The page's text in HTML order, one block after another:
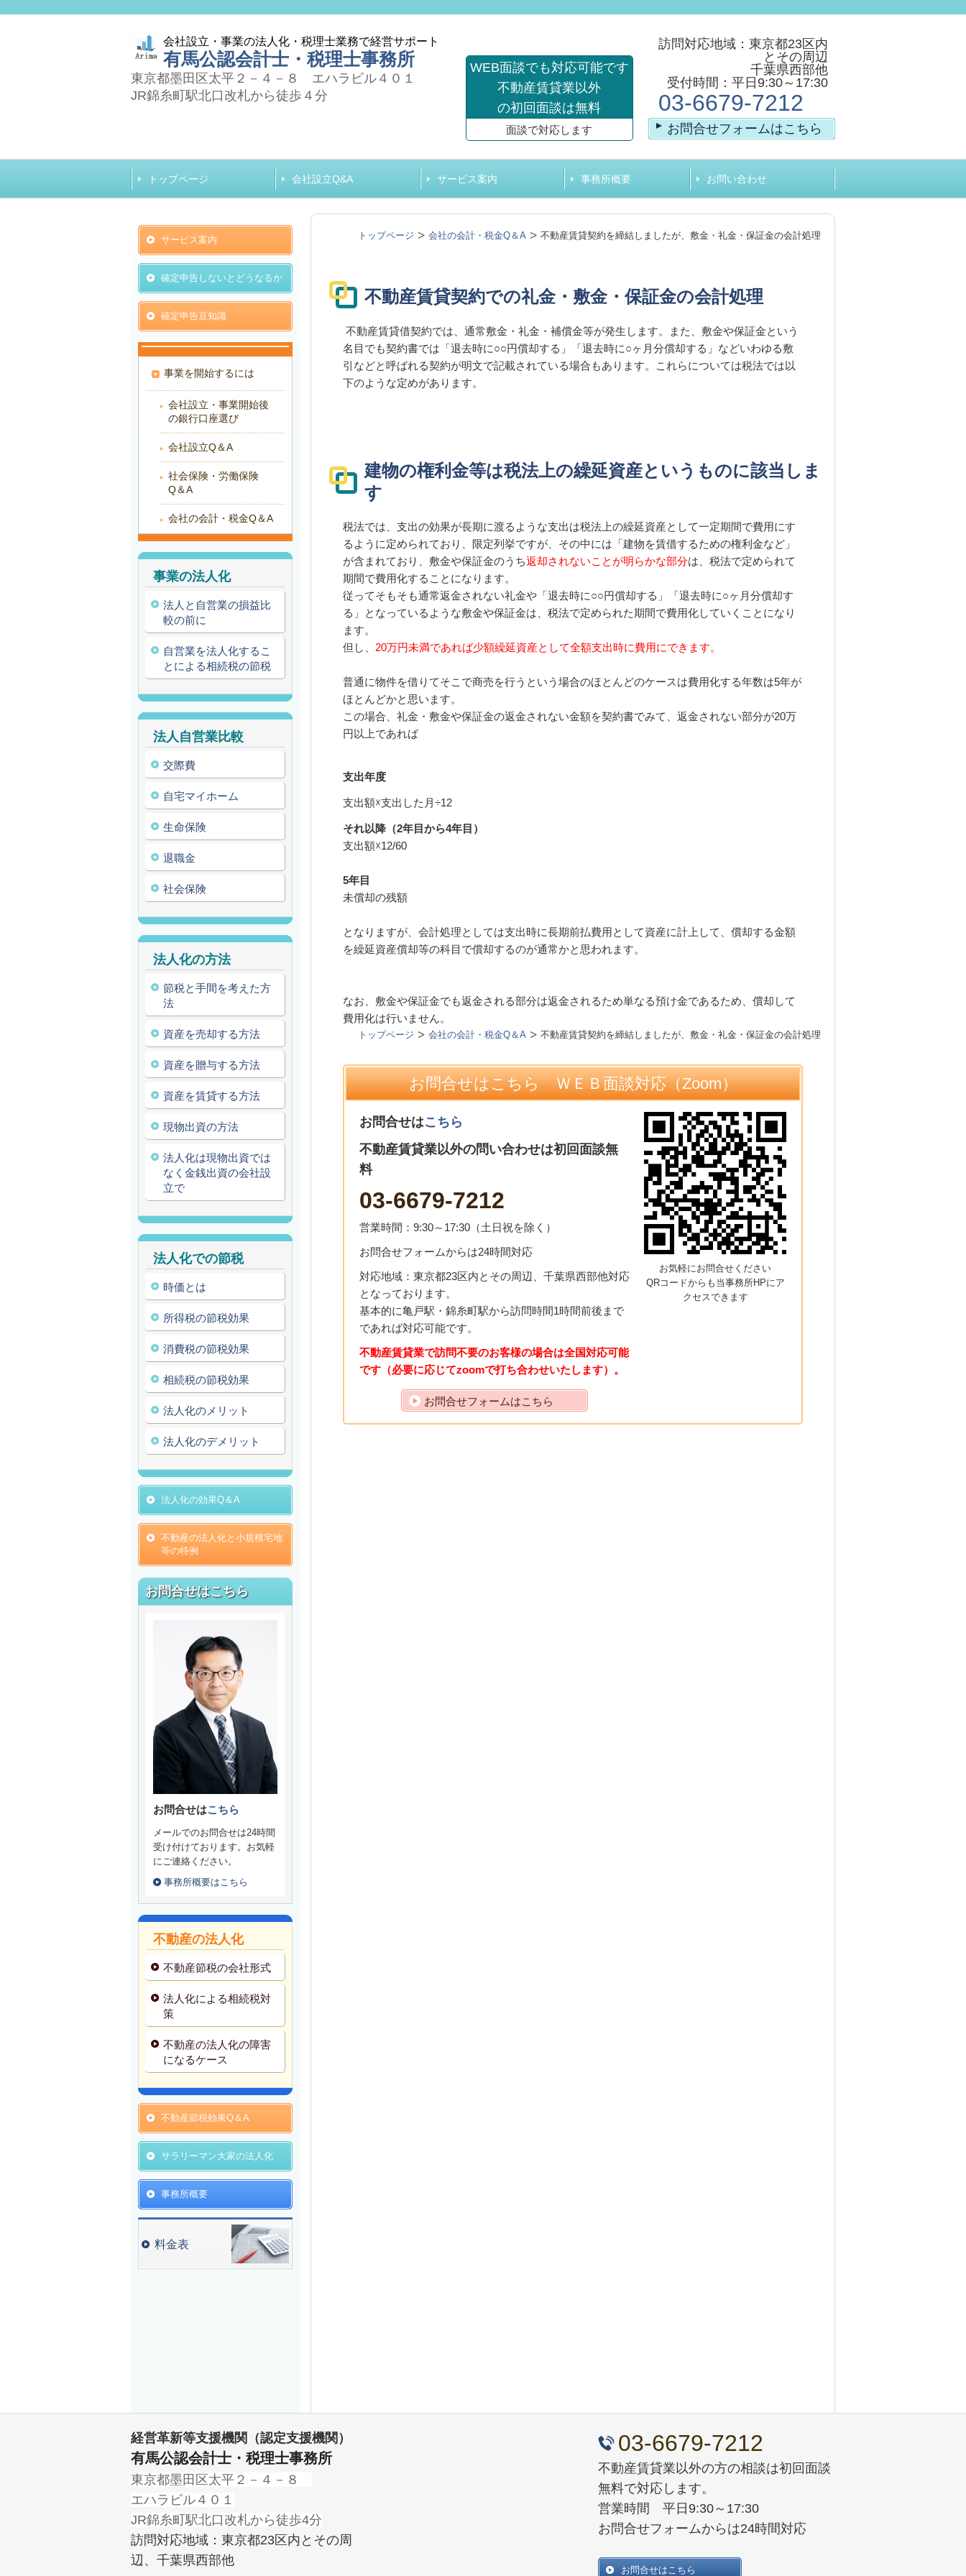
会社設立・事業の法人化・税理士業務で経営サポート
有馬公認会計士・税理士事務所
東京都墨田区太平２－４－８ エハラビル４０１
JR錦糸町駅北口改札から徒歩４分
WEB面談でも対応可能です
不動産賃貸業以外
の初回面談は無料
面談で対応します
訪問対応地域：東京都23区内
とその周辺
千葉県西部他
受付時間：平日9:30～17:30
03-6679-7212
お問合せフォームはこちら
トップページ 会社設立Q&A サービス案内 事務所概要 お問い合わせ
トップページ 会社の会計・税金Q＆A 不動産賃貸契約を締結しましたが、敷金・礼金・保証金の会計処理
不動産賃貸契約での礼金・敷金・保証金の会計処理
不動産賃貸借契約では、通常敷金・礼金・補償金等が発生します。また、敷金や保証金という
名目でも契約書では「退去時に○○円償却する」「退去時に○ヶ月分償却する」などいわゆる敷
引などと呼ばれる契約が明文で記載されている場合もあります。これらについては税法では以
下のような定めがあります。
建物の権利金等は税法上の繰延資産というものに該当しま
す
税法では、支出の効果が長期に渡るような支出は税法上の繰延資産として一定期間で費用にす
るように定められており、限定列挙ですが、その中には「建物を賃借するための権利金など」
が含まれており、敷金や保証金のうち返却されないことが明らかな部分は、税法で定められて
期間で費用化することになります。
従ってそもそも通常返金されない礼金や「退去時に○○円償却する」「退去時に○ヶ月分償却す
る」となっているような敷金や保証金は、税法で定められた期間で費用化していくことになり
ます。
但し、 20万円未満であれば少額繰延資産として全額支出時に費用にできます。
普通に物件を借りてそこで商売を行うという場合のほとんどのケースは費用化する年数は5年が
ほとんどかと思います。
この場合、礼金・敷金や保証金の返金されない金額を契約書でみて、返金されない部分が20万
円以上であれば
支出年度
支出額☓支出した月÷12
それ以降（2年目から4年目）
支出額☓12/60
5年目
未償却の残額
となりますが、会計処理としては支出時に長期前払費用として資産に計上して、償却する金額
を繰延資産償却等の科目で償却するのが通常かと思われます。
なお、敷金や保証金でも返金される部分は返金されるため単なる預け金であるため、償却して
費用化は行いません。
トップページ 会社の会計・税金Q＆A 不動産賃貸契約を締結しましたが、敷金・礼金・保証金の会計処理
お問合せはこちら ＷＥＢ面談対応（Zoom）
お気軽にお問合せください
QRコードからも当事務所HPにア
クセスできます
お問合せはこちら
不動産賃貸業以外の問い合わせは初回面談無
料
03-6679-7212
営業時間：9:30～17:30（土日祝を除く）
お問合せフォームからは24時間対応
対応地域：東京都23区内とその周辺、千葉県西部他対応
となっております。
基本的に亀戸駅・錦糸町駅から訪問時間1時間前後まで
であれば対応可能です。
不動産賃貸業で訪問不要のお客様の場合は全国対応可能
です（必要に応じてzoomで打ち合わせいたします）。
お問合せフォームはこちら
サービス案内
確定申告しないとどうなるか
確定申告豆知識
事業を開始するには
会社設立・事業開始後
の銀行口座選び
会社設立Q＆A
社会保険・労働保険
Q＆A
会社の会計・税金Q＆A
事業の法人化
法人と自営業の損益比
較の前に
自営業を法人化するこ
とによる相続税の節税
法人自営業比較
交際費
自宅マイホーム
生命保険
退職金
社会保険
法人化の方法
節税と手間を考えた方
法
資産を売却する方法
資産を贈与する方法
資産を賃貸する方法
現物出資の方法
法人化は現物出資では
なく金銭出資の会社設
立で
法人化での節税
時価とは
所得税の節税効果
消費税の節税効果
相続税の節税効果
法人化のメリット
法人化のデメリット
法人化の効果Q＆A
不動産の法人化と小規模宅地
等の特例
お問合せはこちら
お問合せはこちら
メールでのお問合せは24時間
受け付けております。お気軽
にご連絡ください。
事務所概要はこちら
不動産の法人化
不動産節税の会社形式
法人化による相続税対
策
不動産の法人化の障害
になるケース
不動産節税効果Q＆A
サラリーマン大家の法人化
事務所概要
料金表
経営革新等支援機関（認定支援機関）
有馬公認会計士・税理士事務所
東京都墨田区太平２－４－８
エハラビル４０１
JR錦糸町駅北口改札から徒歩4分
訪問対応地域：東京都23区内とその周
辺、千葉県西部他
03-6679-7212
不動産賃貸業以外の方の相談は初回面談
無料で対応します。
営業時間 平日9:30～17:30
お問合せフォームからは24時間対応
お問合せはこちら